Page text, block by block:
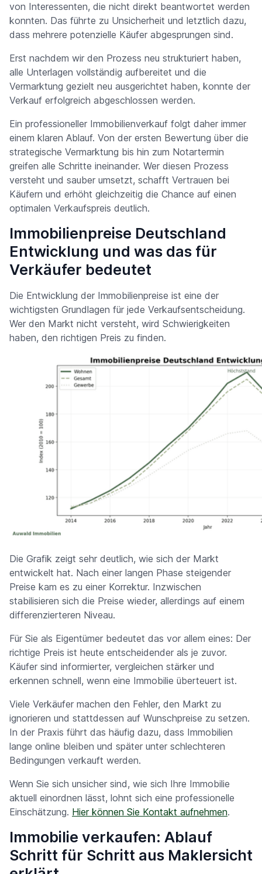
von Interessenten, die nicht direkt beantwortet werden
konnten. Das führte zu Unsicherheit und letztlich dazu,
dass mehrere potenzielle Käufer abgesprungen sind.
Erst nachdem wir den Prozess neu strukturiert haben,
alle Unterlagen vollständig aufbereitet und die
Vermarktung gezielt neu ausgerichtet haben, konnte der
Verkauf erfolgreich abgeschlossen werden.
Ein professioneller Immobilienverkauf folgt daher immer
einem klaren Ablauf. Von der ersten Bewertung über die
strategische Vermarktung bis hin zum Notartermin
greifen alle Schritte ineinander. Wer diesen Prozess
versteht und sauber umsetzt, schafft Vertrauen bei
Käufern und erhöht gleichzeitig die Chance auf einen
optimalen Verkaufspreis deutlich.
Immobilienpreise Deutschland
Entwicklung und was das für
Verkäufer bedeutet
Die Entwicklung der Immobilienpreise ist eine der
wichtigsten Grundlagen für jede Verkaufsentscheidung.
Wer den Markt nicht versteht, wird Schwierigkeiten
haben, den richtigen Preis zu finden.
Die Grafik zeigt sehr deutlich, wie sich der Markt
entwickelt hat. Nach einer langen Phase steigender
Preise kam es zu einer Korrektur. Inzwischen
stabilisieren sich die Preise wieder, allerdings auf einem
differenzierteren Niveau.
Für Sie als Eigentümer bedeutet das vor allem eines: Der
richtige Preis ist heute entscheidender als je zuvor.
Käufer sind informierter, vergleichen stärker und
erkennen schnell, wenn eine Immobilie überteuert ist.
Viele Verkäufer machen den Fehler, den Markt zu
ignorieren und stattdessen auf Wunschpreise zu setzen.
In der Praxis führt das häufig dazu, dass Immobilien
lange online bleiben und später unter schlechteren
Bedingungen verkauft werden.
Wenn Sie sich unsicher sind, wie sich Ihre Immobilie
aktuell einordnen lässt, lohnt sich eine professionelle
Einschätzung. Hier können Sie Kontakt aufnehmen.
Immobilie verkaufen: Ablauf
Schritt für Schritt aus Maklersicht